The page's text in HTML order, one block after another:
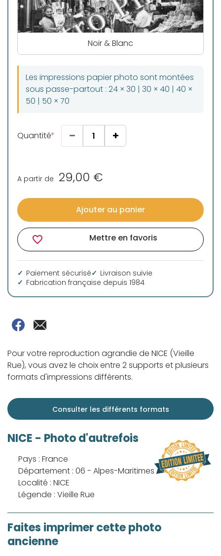
Noir & Blanc
Les impressions papier photo sont montées
sous passe-partout : 24 × 30 | 30 × 40 | 40 ×
50 | 50 × 70
Quantité
A partir de 29,00 €
Ajouter au panier
favorite_border Mettre en favoris
Paiement sécurisé
Livraison suivie
Fabrication française depuis 1984
Pour votre reproduction agrandie de NICE (Vieille
Rue), vous avez le choix entre 2 supports et plusieurs
formats d'impressions différents.
Consulter les différents formats
NICE - Photo d'autrefois
Pays : France
Département : 06 - Alpes-Maritimes
Localité : NICE
Légende : Vieille Rue
Faites imprimer cette photo
ancienne